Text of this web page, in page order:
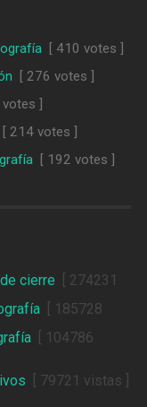
[ 410 votes ]
[ 276 votes ]
]
[ 214 votes ]
[ 192 votes ]
cierre [ 274231
[ 185728
[ 104786
[ 79721 vistas ]